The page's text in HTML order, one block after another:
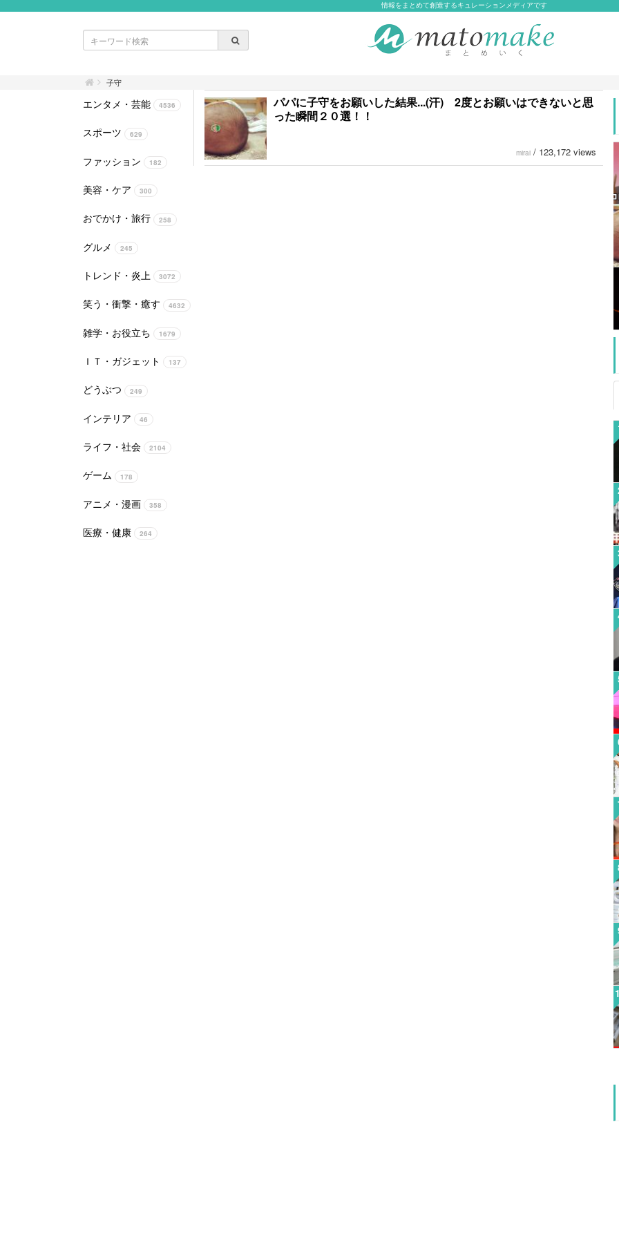
情報をまとめて創造するキュレーションメディアです
子守
エンタメ・芸能 4536
スポーツ 629
ファッション 182
美容・ケア 300
おでかけ・旅行 258
グルメ 245
トレンド・炎上 3072
笑う・衝撃・癒す 4632
雑学・お役立ち 1679
ＩＴ・ガジェット 137
どうぶつ 249
インテリア 46
ライフ・社会 2104
ゲーム 178
アニメ・漫画 358
医療・健康 264
パパに子守をお願いした結果...(汗) 2度とお願いはできないと思
った瞬間２０選！！
mirai / 123,172 views